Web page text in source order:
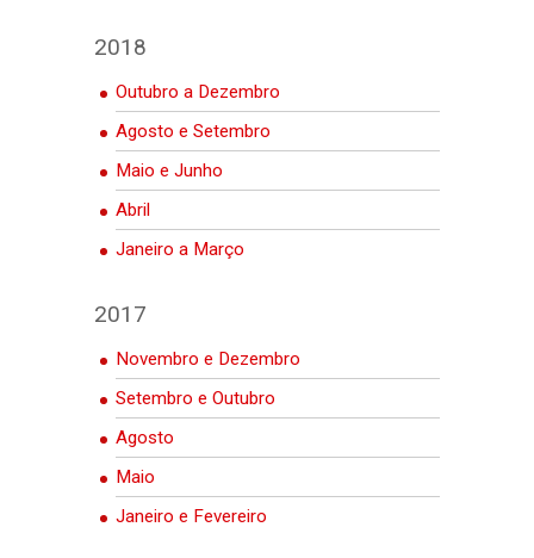
2018
Outubro a Dezembro
Agosto e Setembro
Maio e Junho
Abril
Janeiro a Março
2017
Novembro e Dezembro
Setembro e Outubro
Agosto
Maio
Janeiro e Fevereiro